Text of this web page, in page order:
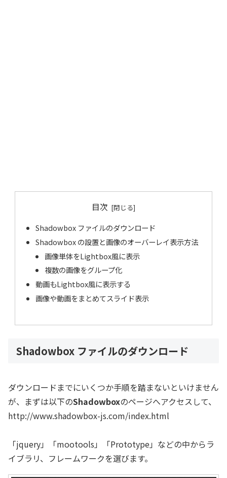
目次
Shadowbox ファイルのダウンロード
Shadowbox の設置と画像のオーバーレイ表示方法
画像単体をLightbox風に表示
複数の画像をグループ化
動画もLightbox風に表示する
画像や動画をまとめてスライド表示
Shadowbox ファイルのダウンロード
ダウンロードまでにいくつか手順を踏まないといけません
が、まずは以下のShadowboxのページへアクセスして、
http://www.shadowbox-js.com/index.html
「jquery」「mootools」「Prototype」などの中からラ
イブラリ、フレームワークを選びます。